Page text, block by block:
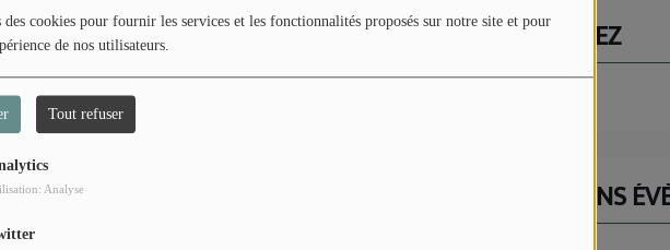
cookies pour fournir les services et les fonctionnalités proposés sur notre site et pour
de nos utilisateurs.
Tout refuser
Analyse
de la campagne de déclaration de revenus. Tous les
? Quel est le calendrier pour la réaliser ? Comment faire
vous poser sur la déclaration de revenus.
PARTICIPEZ
PROCHAINS